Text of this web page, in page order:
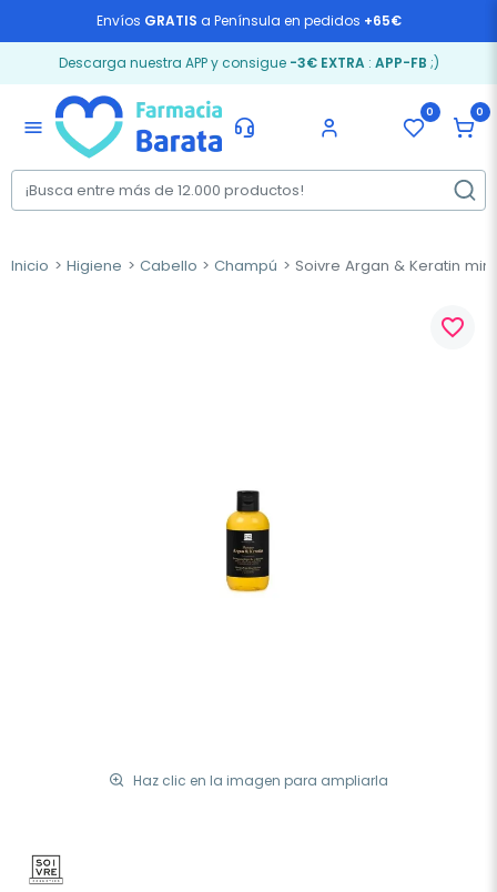
Envíos GRATIS a Península en pedidos +65€
Descarga nuestra APP y consigue -3€ EXTRA: APP-FB ;)
menu
0 0
Inicio Higiene Cabello Champú Soivre Argan & Keratin
Haz clic en la imagen para ampliarla
favorite_border